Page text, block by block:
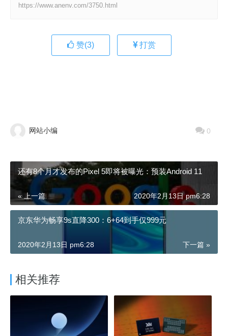
https://www.anenv.com/3750.html
赞(3) 打赏
网站小编 0
还有8个月才发布的Pixel 5即将被曝光：预装Android 11
« 上一篇 2020年2月13日 pm6:28
京东华为畅享9s直降300：6+64到手仅999元
下一篇 »
2020年2月13日 pm6:28
相关推荐